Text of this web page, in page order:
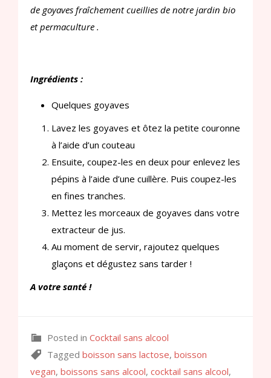
de goyaves fraîchement cueillies de notre jardin bio
et permaculture .
Ingrédients :
Quelques goyaves
Lavez les goyaves et ôtez la petite couronne
à l’aide d’un couteau
Ensuite, coupez-les en deux pour enlevez les
pépins à l’aide d’une cuillère. Puis coupez-les
en fines tranches.
Mettez les morceaux de goyaves dans votre
extracteur de jus.
Au moment de servir, rajoutez quelques
glaçons et dégustez sans tarder !
A votre santé !
Posted in Cocktail sans alcool
Tagged boisson sans lactose, boisson
vegan, boissons sans alcool, cocktail sans alcool,